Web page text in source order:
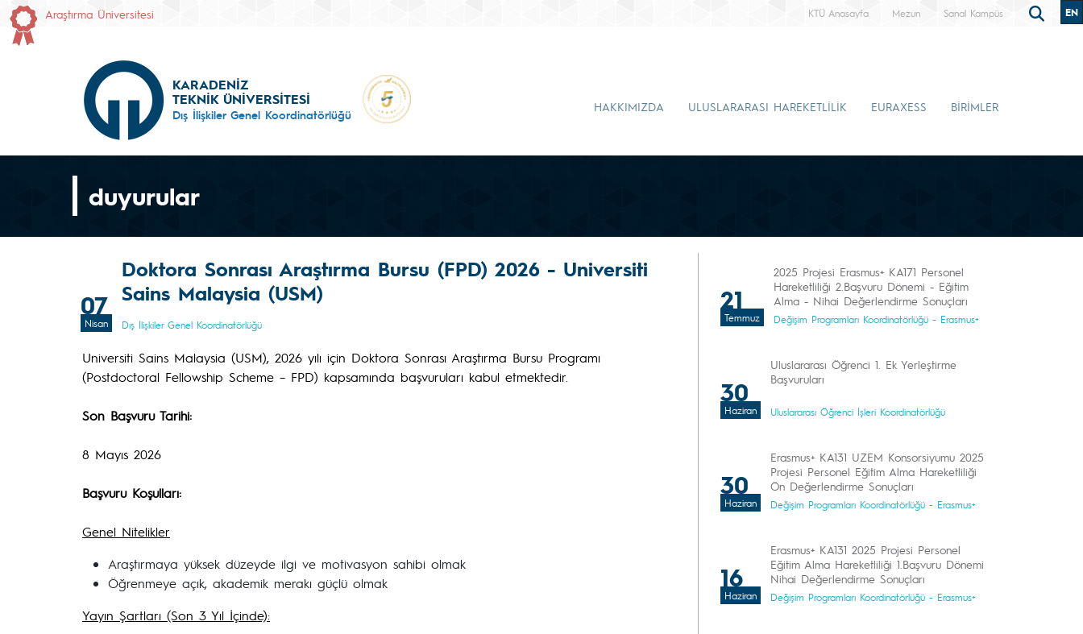
Araştırma Üniversitesi KTÜ Anasayfa Mezun Sanal Kampüs EN
KARADENİZ
TEKNİK ÜNİVERSİTESİ
Dış İlişkiler Genel Koordinatörlüğü
HAKKIMIZDA ULUSLARARASI HAREKETLİLİK EURAXESS BİRİMLER
duyurular
07
Nisan
Doktora Sonrası Araştırma Bursu (FPD) 2026 - Universiti
Sains Malaysia (USM)
Dış İlişkiler Genel Koordinatörlüğü
Universiti Sains Malaysia (USM), 2026 yılı için Doktora Sonrası Araştırma Bursu Programı
(Postdoctoral Fellowship Scheme – FPD) kapsamında başvuruları kabul etmektedir.
Son Başvuru Tarihi:
8 Mayıs 2026
Başvuru Koşulları:
Genel Nitelikler
Araştırmaya yüksek düzeyde ilgi ve motivasyon sahibi olmak
Öğrenmeye açık, akademik merakı güçlü olmak
Yayın Şartları (Son 3 Yıl İçinde):
21
Temmuz
2025 Projesi Erasmus+ KA171 Personel
Hareketliliği 2.Başvuru Dönemi - Eğitim
Alma - Nihai Değerlendirme Sonuçları
Değişim Programları Koordinatörlüğü - Erasmus+
30
Haziran
Uluslararası Öğrenci 1. Ek Yerleştirme
Başvuruları
Uluslararası Öğrenci İşleri Koordinatörlüğü
30
Haziran
Erasmus+ KA131 UZEM Konsorsiyumu 2025
Projesi Personel Eğitim Alma Hareketliliği
Ön Değerlendirme Sonuçları
Değişim Programları Koordinatörlüğü - Erasmus+
16
Haziran
Erasmus+ KA131 2025 Projesi Personel
Eğitim Alma Hareketliliği 1.Başvuru Dönemi
Nihai Değerlendirme Sonuçları
Değişim Programları Koordinatörlüğü - Erasmus+